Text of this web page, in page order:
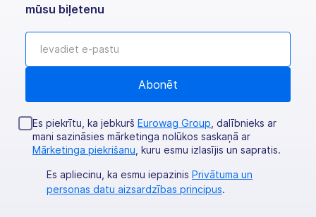
mūsu biļetenu
Es piekrītu, ka jebkurš Eurowag Group , dalībnieks ar
mani sazināsies mārketinga nolūkos saskaņā ar
Mārketinga piekrišanu , kuru esmu izlasījis un sapratis.
Es apliecinu, ka esmu iepazinis Privātuma un
personas datu aizsardzības principus.